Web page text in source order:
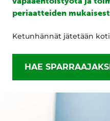
periaatteiden
Ketunhännät jätetään
HAE SPARRAAJAKSI